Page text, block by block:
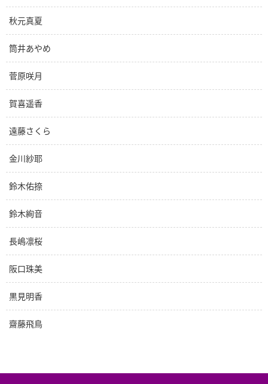
秋元真夏
筒井あやめ
菅原咲月
賀喜遥香
遠藤さくら
金川紗耶
鈴木佑捺
鈴木絢音
長嶋凛桜
阪口珠美
黒見明香
齋藤飛鳥